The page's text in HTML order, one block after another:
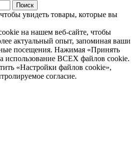
Поиск
увидеть товары, которые вы
на нашем веб-сайте, чтобы
актуальный опыт, запоминая ваши
посещения. Нажимая «Принять
использование ВСЕХ файлов cookie.
«Настройки файлов cookie»,
согласие.